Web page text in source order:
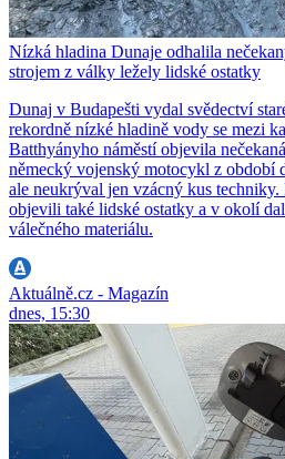
Nízká hladina Dunaje odhalila
strojem z války ležely lidské ostatky
Dunaj v Budapešti vydal svědectví
rekordně nízké hladině vody se mezi
Batthyányho náměstí objevila
německý vojenský motocykl z období
ale neukrýval jen vzácný kus
objevili také lidské ostatky a v okolí
válečného materiálu.
Aktuálně.cz - Magazín
dnes, 15:30